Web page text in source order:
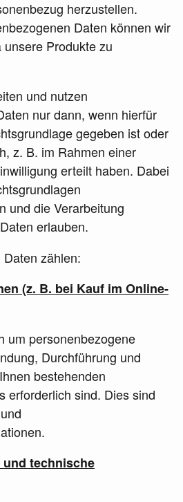
herzustellen.
Daten können wir
Produkte zu
und nutzen
nur dann, wenn hierfür
gegeben ist oder
z. B. im Rahmen einer
erteilt haben. Dabei
und die Verarbeitung
erlauben.
zählen:
(z. B. bei Kauf im Online-
um personenbezogene
Durchführung und
bestehenden
erforderlich sind. Dies sind
technische